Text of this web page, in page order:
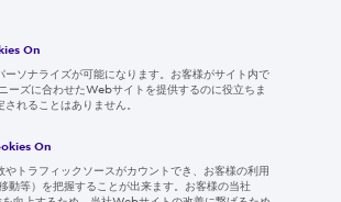
サイト
約
& Language:
Japan | JP
On
ソナライズが可能になります。お客様がサイト内で
ーズに合わせたWebサイトを提供するのに役立ちま
れることはありません。
On
トラフィックソースがカウントでき、お客様の利用
動等）を把握することが出来ます。お客様の当社